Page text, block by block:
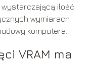
ilość
wymiarach
komputera.
VRAM ma